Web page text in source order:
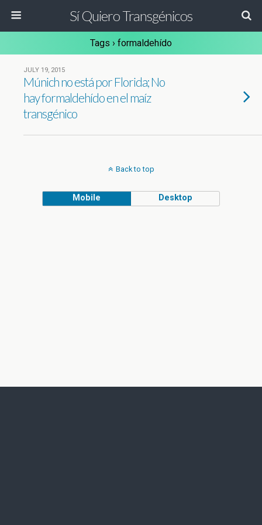
Sí Quiero Transgénicos
Tags › formaldehído
JULY 19, 2015
Múnich no está por Florida; No
hay formaldehído en el maíz
transgénico
Back to top
Mobile Desktop